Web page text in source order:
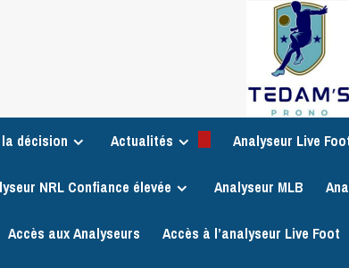
la décision Actualités Analyseur Live
NRL Confiance élevée Analyseur MLB
Accès aux Analyseurs Accès à l’analyseur Live Foot